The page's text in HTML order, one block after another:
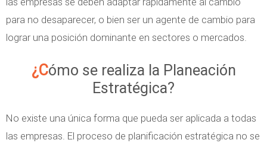
para no desaparecer, o bien ser un agente de cambio para
lograr una posición dominante en sectores o mercados.
¿Cómo se realiza la Planeación
Estratégica?
No existe una única forma que pueda ser aplicada a todas
las empresas. El proceso de planificación estratégica no se